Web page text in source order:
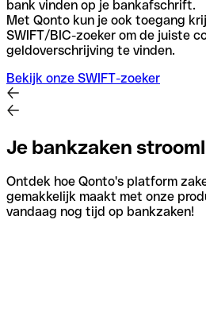
bank vinden op je bankafschrift.
Met Qonto kun je ook toegang
SWIFT/BIC-zoeker om de juiste
geldoverschrijving te vinden.
Bekijk onze SWIFT-zoeker
Je bankzaken
Ontdek hoe Qonto's platform
gemakkelijk maakt met onze
vandaag nog tijd op bankzaken!